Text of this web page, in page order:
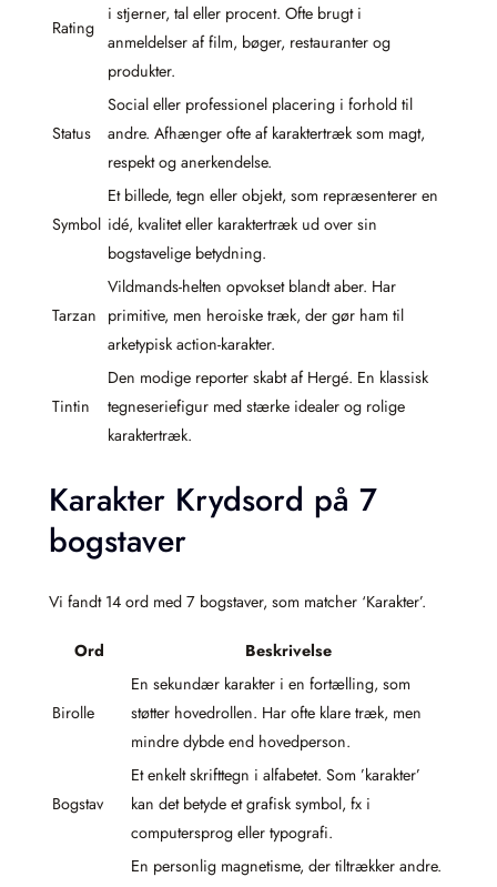
Rating
i stjerner, tal eller procent. Ofte brugt i
anmeldelser af film, bøger, restauranter og
produkter.
Status
Social eller professionel placering i forhold til
andre. Afhænger ofte af karaktertræk som magt,
respekt og anerkendelse.
Symbol
Et billede, tegn eller objekt, som repræsenterer en
idé, kvalitet eller karaktertræk ud over sin
bogstavelige betydning.
Tarzan
Vildmands-helten opvokset blandt aber. Har
primitive, men heroiske træk, der gør ham til
arketypisk action-karakter.
Tintin
Den modige reporter skabt af Hergé. En klassisk
tegneseriefigur med stærke idealer og rolige
karaktertræk.
Karakter Krydsord på 7
bogstaver
Vi fandt 14 ord med 7 bogstaver, som matcher ‘Karakter’.
Ord Beskrivelse
Birolle
En sekundær karakter i en fortælling, som
støtter hovedrollen. Har ofte klare træk, men
mindre dybde end hovedperson.
Bogstav
Et enkelt skrifttegn i alfabetet. Som ’karakter’
kan det betyde et grafisk symbol, fx i
computersprog eller typografi.
En personlig magnetisme, der tiltrækker andre.